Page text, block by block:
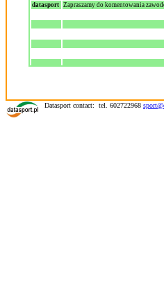
datasport Zapraszamy do komentowania
Datasport contact: tel. 602722968